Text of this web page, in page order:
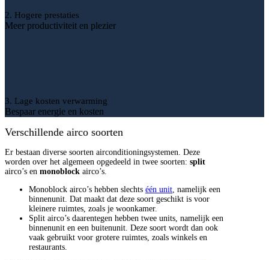
2. Hogere prestaties
Meer productiviteit en plezier
3. Lage kosten verwarming
Bespaar energie en kosten
Verschillende airco soorten
Er bestaan diverse soorten airconditioningsystemen. Deze
worden over het algemeen opgedeeld in twee soorten: split
airco’s en monoblock airco’s.
Monoblock airco’s hebben slechts één unit, namelijk een
binnenunit. Dat maakt dat deze soort geschikt is voor
kleinere ruimtes, zoals je woonkamer.
Split airco’s daarentegen hebben twee units, namelijk een
binnenunit en een buitenunit. Deze soort wordt dan ook
vaak gebruikt voor grotere ruimtes, zoals winkels en
restaurants.